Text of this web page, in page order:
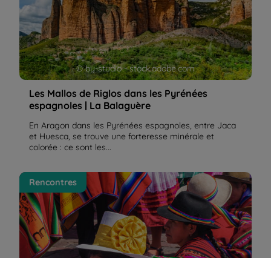
© by-studio - stock.adobe.com
Les Mallos de Riglos dans les Pyrénées
espagnoles | La Balaguère
En Aragon dans les Pyrénées espagnoles, entre Jaca
et Huesca, se trouve une forteresse minérale et
colorée : ce sont les...
Immersion dans la culture Inca | La Balaguère
Rencontres